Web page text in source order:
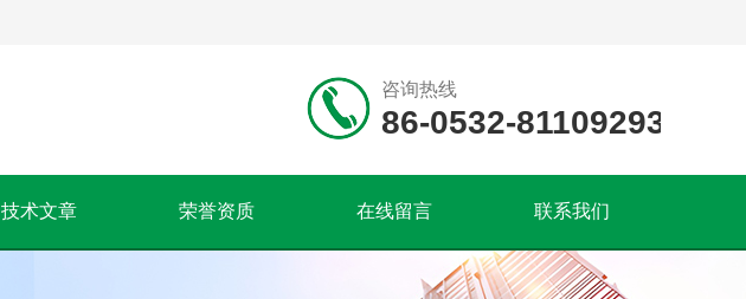
咨询热线
86-0532-81109293
技术文章 荣誉资质 在线留言 联系我们